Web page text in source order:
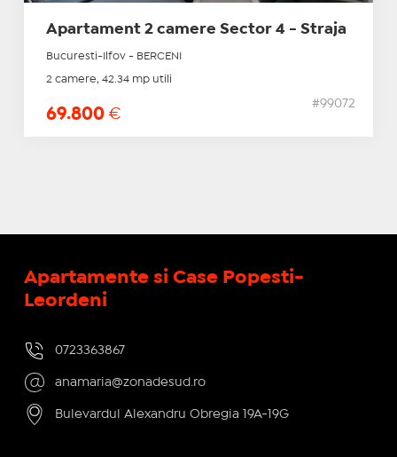
Apartament 2 camere Sector 4 - Straja
Bucuresti-Ilfov - BERCENI
2 camere, 42.34 mp utili
69.800 €
#99072
Apartamente si Case Popesti-
Leordeni
0723363867
anamaria@zonadesud.ro
Bulevardul Alexandru Obregia 19A-19G